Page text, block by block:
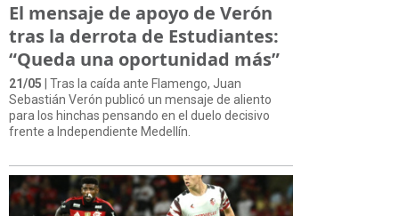
El mensaje de apoyo de Verón
tras la derrota de Estudiantes:
“Queda una oportunidad más”
21/05 | Tras la caída ante Flamengo, Juan
Sebastián Verón publicó un mensaje de aliento
para los hinchas pensando en el duelo decisivo
frente a Independiente Medellín.